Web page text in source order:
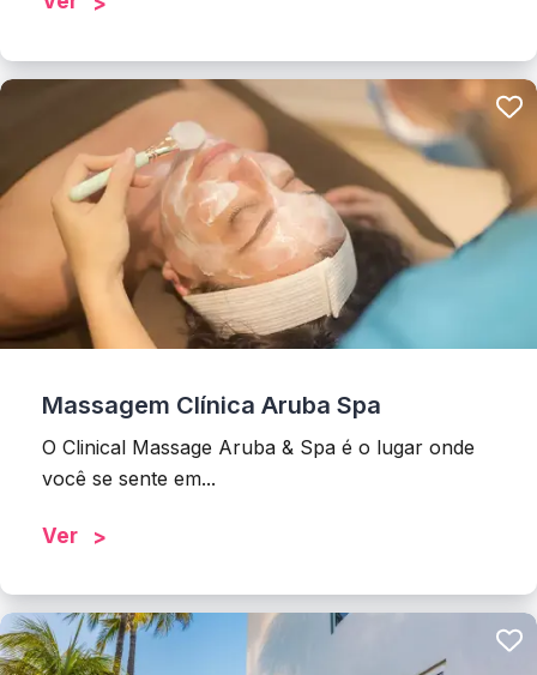
Massagem Clínica Aruba Spa
O Clinical Massage Aruba & Spa é o lugar onde
você se sente em...
Ver